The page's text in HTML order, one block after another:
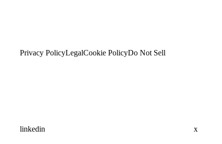
Privacy PolicyLegalCookie PolicyDo Not Sell
linkedin x